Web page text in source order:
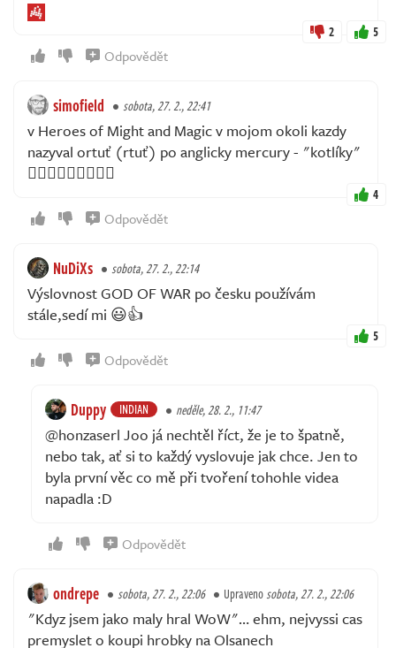
2 5
Odpovědět
simofield sobota, 27. 2., 22:41
v Heroes of Might and Magic v mojom okoli kazdy
nazyval ortuť (rtuť) po anglicky mercury - "kotlíky"
🤦🏼‍♂️🤦🏼‍♂️🤦🏼‍♂️
4
Odpovědět
NuDiXs sobota, 27. 2., 22:14
Výslovnost GOD OF WAR po česku používám
stále,sedí mi 😃👍
5
Odpovědět
Duppy INDIAN neděle, 28. 2., 11:47
@honzaserl Joo já nechtěl říct, že je to špatně,
nebo tak, ať si to každý vyslovuje jak chce. Jen to
byla první věc co mě při tvoření tohohle videa
napadla :D
Odpovědět
ondrepe sobota, 27. 2., 22:06 Upravenosobota, 27. 2., 22:06
"Kdyz jsem jako maly hral WoW"… ehm, nejvyssi cas
premyslet o koupi hrobky na Olsanech